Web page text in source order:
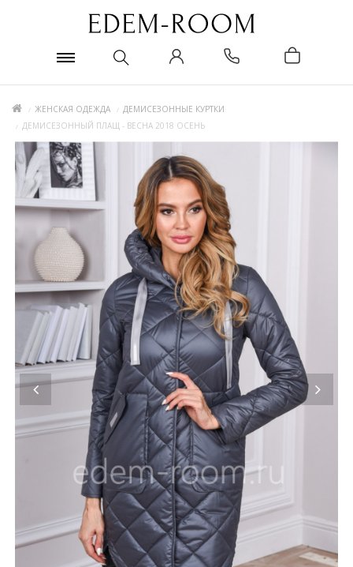
ЖЕНСКАЯ ОДЕЖДА
ДЕМИСЕЗОННЫЕ КУРТКИ
ДЕМИСЕЗОННЫЙ ПЛАЩ - ВЕСНА 2018 ОСЕНЬ